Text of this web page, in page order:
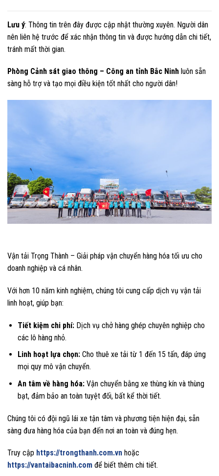
Lưu ý: Thông tin trên đây được cập nhật thường xuyên. Người dân
nên liên hệ trước để xác nhận thông tin và được hướng dẫn chi tiết,
tránh mất thời gian.
Phòng Cảnh sát giao thông – Công an tỉnh Bắc Ninh luôn sẵn
sàng hỗ trợ và tạo mọi điều kiện tốt nhất cho người dân!
Vận tải Trọng Thành – Giải pháp vận chuyển hàng hóa tối ưu cho
doanh nghiệp và cá nhân.
Với hơn 10 năm kinh nghiệm, chúng tôi cung cấp dịch vụ vận tải
linh hoạt, giúp bạn:
Tiết kiệm chi phí:Dịch vụ chở hàng ghép chuyên nghiệp cho
các lô hàng nhỏ.
Linh hoạt lựa chọn:Cho thuê xe tải từ 1 đến 15 tấn, đáp ứng
mọi quy mô vận chuyển.
An tâm về hàng hóa:Vận chuyển bằng xe thùng kín và thùng
bạt, đảm bảo an toàn tuyệt đối, bất kể thời tiết.
Chúng tôi có đội ngũ lái xe tận tâm và phương tiện hiện đại, sẵn
sàng đưa hàng hóa của bạn đến nơi an toàn và đúng hẹn.
Truy cập https://trongthanh.com.vn hoặc
https://vantaibacninh.com để biết thêm chi tiết.